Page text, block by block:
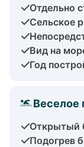
Отдельно
Сельское
Вид на
Год
Веселое
Открытый
Подогрев